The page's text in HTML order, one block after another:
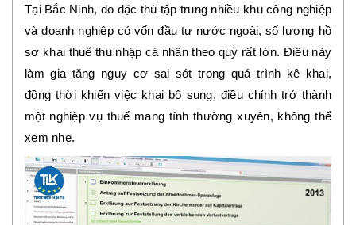
Tại Bắc Ninh, do đặc thù tập trung nhiều khu công nghiệp
và doanh nghiệp có vốn đầu tư nước ngoài, số lượng hồ
sơ khai thuế thu nhập cá nhân theo quý rất lớn. Điều này
làm gia tăng nguy cơ sai sót trong quá trình kê khai,
đồng thời khiến việc khai bổ sung, điều chỉnh trở thành
một nghiệp vụ thuế mang tính thường xuyên, không thể
xem nhẹ.